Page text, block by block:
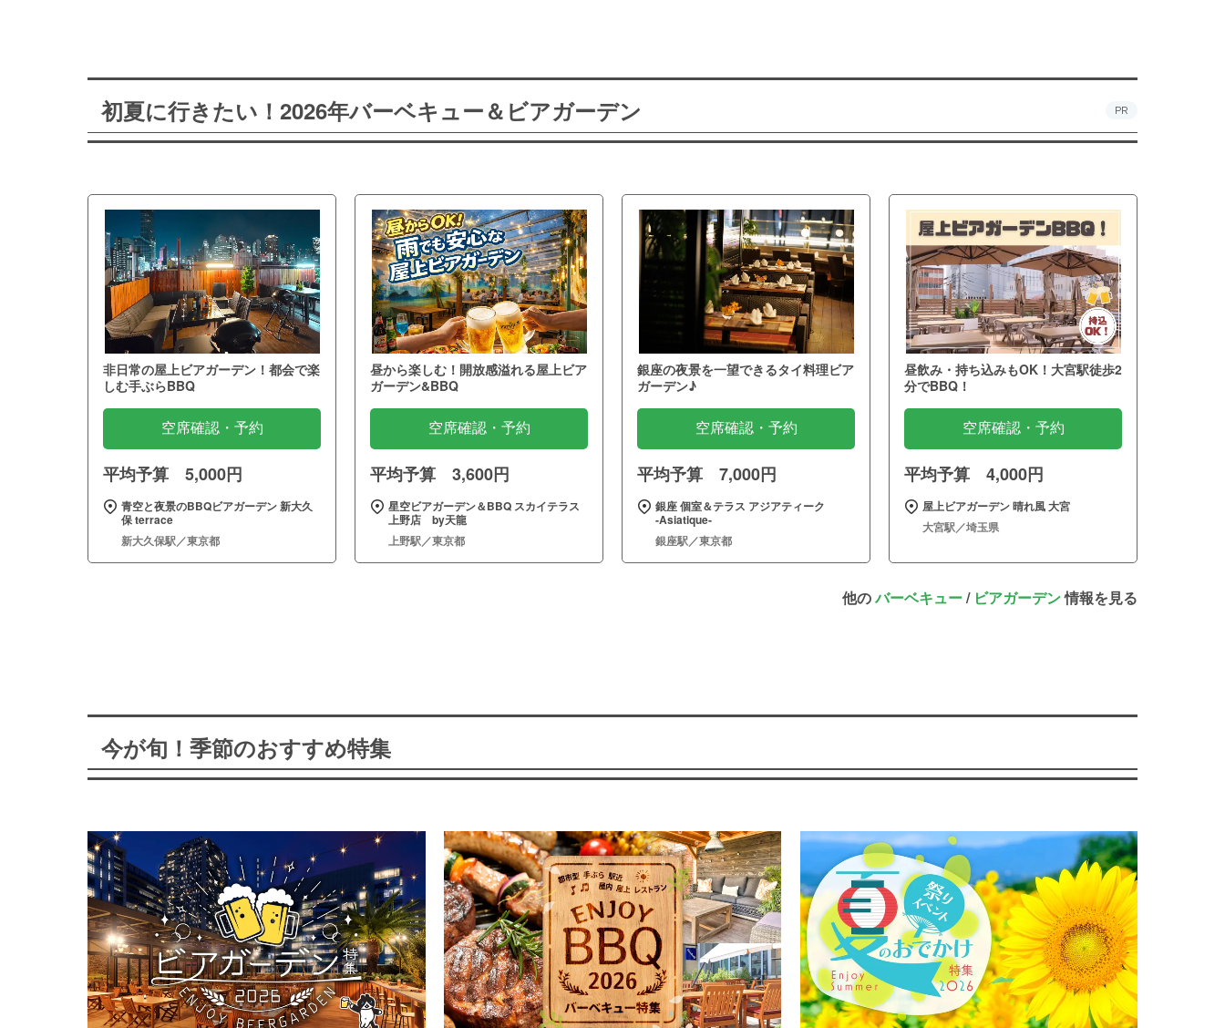
初夏に行きたい！2026年バーベキュー＆ビアガーデン PR
非日常の屋上ビアガーデン！都会で楽
しむ手ぶらBBQ
空席確認・予約
平均予算 5,000円
青空と夜景のBBQビアガーデン 新大久
保 terrace
新大久保駅／東京都
昼から楽しむ！開放感溢れる屋上ビア
ガーデン&BBQ
空席確認・予約
平均予算 3,600円
星空ビアガーデン＆BBQ スカイテラス
上野店 by天龍
上野駅／東京都
銀座の夜景を一望できるタイ料理ビア
ガーデン♪
空席確認・予約
平均予算 7,000円
銀座 個室＆テラス アジアティーク
‐Asiatique‐
銀座駅／東京都
昼飲み・持ち込みもOK！大宮駅徒歩2
分でBBQ！
空席確認・予約
平均予算 4,000円
屋上ビアガーデン 晴れ風 大宮
大宮駅／埼玉県
他のバーベキュー/ ビアガーデン情報を見る
今が旬！季節のおすすめ特集